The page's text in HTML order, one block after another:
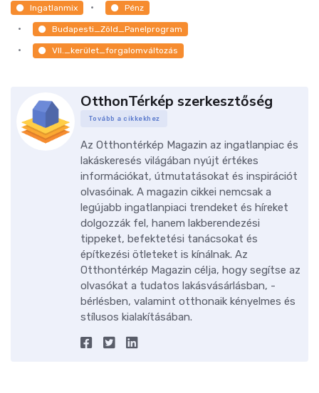
Ingatlanmix Pénz
Budapesti_Zöld_Panelprogram
VII._kerület_forgalomváltozás
OtthonTérkép szerkesztőség
Tovább a cikkekhez
Az Otthontérkép Magazin az ingatlanpiac és
lakáskeresés világában nyújt értékes
információkat, útmutatásokat és inspirációt
olvasóinak. A magazin cikkei nemcsak a
legújabb ingatlanpiaci trendeket és híreket
dolgozzák fel, hanem lakberendezési
tippeket, befektetési tanácsokat és
építkezési ötleteket is kínálnak. Az
Otthontérkép Magazin célja, hogy segítse az
olvasókat a tudatos lakásvásárlásban, -
bérlésben, valamint otthonaik kényelmes és
stílusos kialakításában.